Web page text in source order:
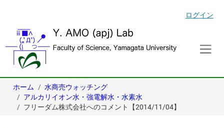
ログイン
ホーム
水商売ウォッチング
アルカリイオン水・強電解水・水素水
フリーダム株式会社へのコメント【2014/11/04】